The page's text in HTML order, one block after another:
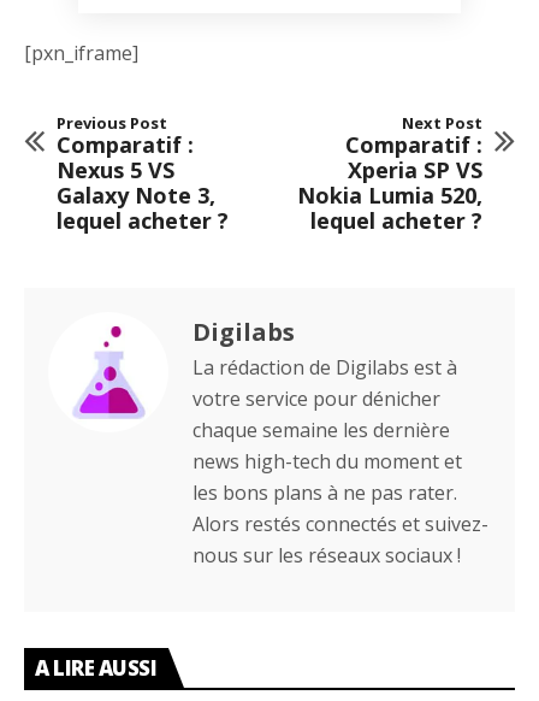
[pxn_iframe]
Previous Post
Comparatif :
Nexus 5 VS
Galaxy Note 3,
lequel acheter ?
Next Post
Comparatif :
Xperia SP VS
Nokia Lumia 520,
lequel acheter ?
Digilabs
La rédaction de Digilabs est à
votre service pour dénicher
chaque semaine les dernière
news high-tech du moment et
les bons plans à ne pas rater.
Alors restés connectés et suivez-
nous sur les réseaux sociaux !
A LIRE AUSSI